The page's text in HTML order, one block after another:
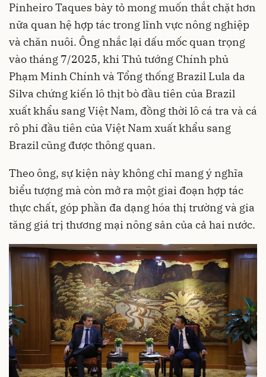
Pinheiro Taques bày tỏ mong muốn thắt chặt hơn
nữa quan hệ hợp tác trong lĩnh vực nông nghiệp
và chăn nuôi. Ông nhắc lại dấu mốc quan trọng
vào tháng 7/2025, khi Thủ tướng Chính phủ
Phạm Minh Chính và Tổng thống Brazil Lula da
Silva chứng kiến lô thịt bò đầu tiên của Brazil
xuất khẩu sang Việt Nam, đồng thời lô cá tra và cá
rô phi đầu tiên của Việt Nam xuất khẩu sang
Brazil cũng được thông quan.
Theo ông, sự kiện này không chỉ mang ý nghĩa
biểu tượng mà còn mở ra một giai đoạn hợp tác
thực chất, góp phần đa dạng hóa thị trường và gia
tăng giá trị thương mại nông sản của cả hai nước.